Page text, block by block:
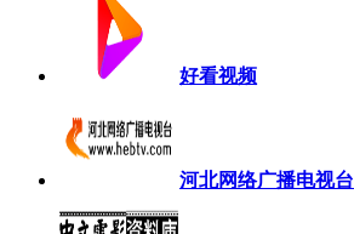
好看视频
河北网络广播电视台